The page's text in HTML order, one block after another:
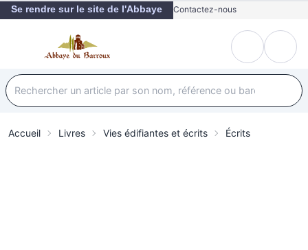
Se rendre sur le site de l'Abbaye Contactez-nous
Accueil Livres Vies édifiantes et écrits Écrits